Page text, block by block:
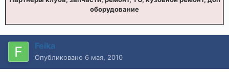
оборудование
Feika
Опубликовано 6 мая, 2010